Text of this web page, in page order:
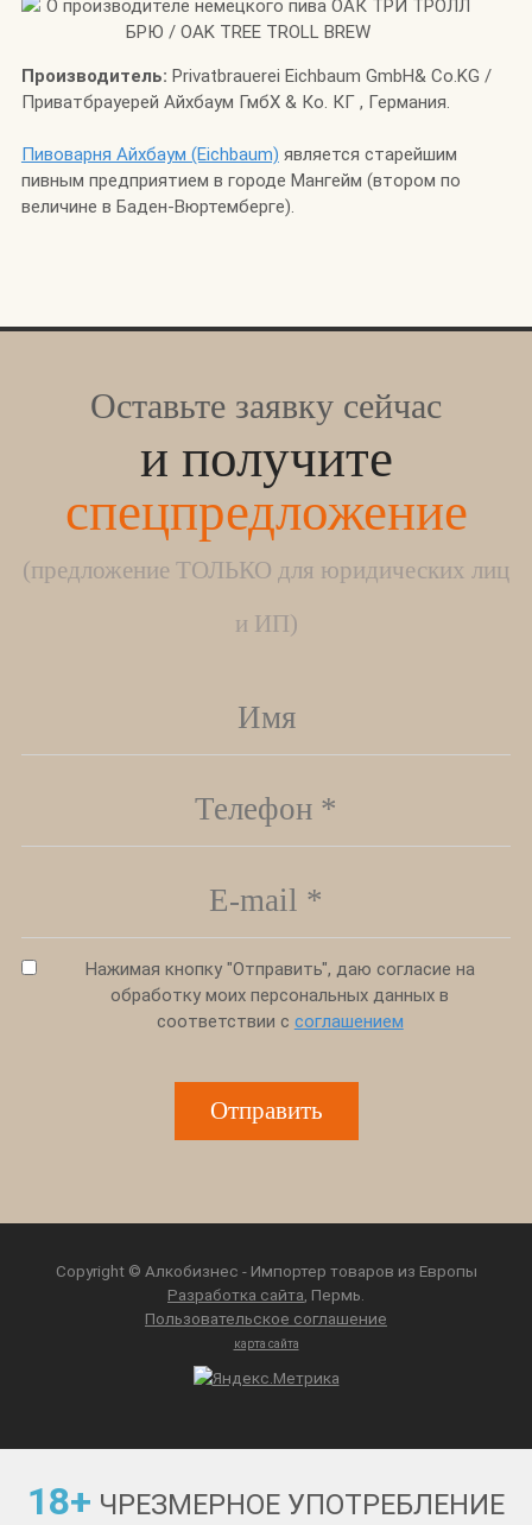
Производитель: Privatbrauerei Eichbaum GmbH& Co.KG /
Приватбрауерей Айхбаум ГмбХ & Ко. КГ , Германия.
Пивоварня Айхбаум (Eichbaum) является старейшим
пивным предприятием в городе Мангейм (втором по
величине в Баден-Вюртемберге).
Оставьте заявку сейчас
и получите
спецпредложение
(предложение ТОЛЬКО для юридических лиц
и ИП)
Нажимая кнопку "Отправить", даю согласие на
обработку моих персональных данных в
соответствии с соглашением
Copyright © Алкобизнес - Импортер товаров из Европы
Разработка сайта , Пермь.
Пользовательское соглашение
карта сайта
18+ ЧРЕЗМЕРНОЕ УПОТРЕБЛЕНИЕ